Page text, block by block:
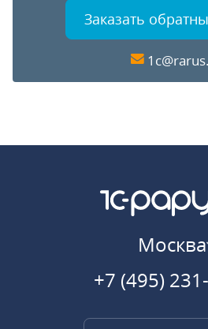
Заказать
Москва
+7 (495)